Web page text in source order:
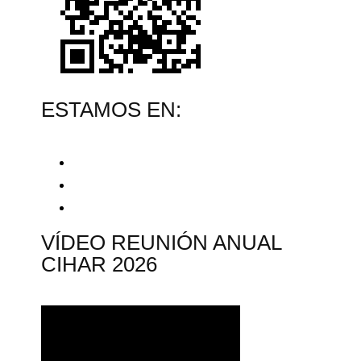
ESTAMOS EN:
VÍDEO REUNIÓN ANUAL
CIHAR 2026